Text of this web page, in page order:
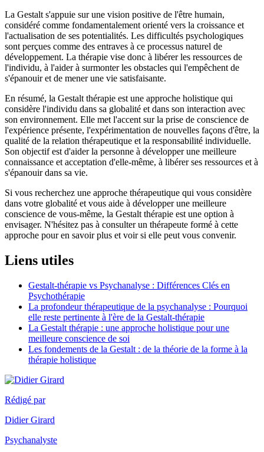
La Gestalt s'appuie sur une vision positive de l'être humain,
considéré comme fondamentalement orienté vers la croissance et
l'actualisation de ses potentialités. Les difficultés psychologiques
sont perçues comme des entraves à ce processus naturel de
développement. La thérapie vise donc à libérer les ressources de
l'individu, à l'aider à surmonter les obstacles qui l'empêchent de
s'épanouir et de mener une vie satisfaisante.
En résumé, la Gestalt thérapie est une approche holistique qui
considère l'individu dans sa globalité et dans son interaction avec
son environnement. Elle met l'accent sur la prise de conscience de
l'expérience présente, l'expérimentation de nouvelles façons d'être, la
qualité de la relation thérapeutique et la responsabilité individuelle.
Son objectif est d'aider la personne à développer une meilleure
connaissance et acceptation d'elle-même, à libérer ses ressources et à
s'épanouir dans sa vie.
Si vous recherchez une approche thérapeutique qui vous considère
dans votre globalité et vous aide à développer une meilleure
conscience de vous-même, la Gestalt thérapie est une option à
envisager. N'hésitez pas à consulter un thérapeute formé à cette
approche pour en savoir plus et voir si elle peut vous convenir.
Liens utiles
Gestalt-thérapie vs Psychanalyse : Différences Clés en
Psychothérapie
La profondeur thérapeutique de la psychanalyse : Pourquoi
elle reste pertinente à l'ère de la Gestalt-thérapie
La Gestalt thérapie : une approche holistique pour une
meilleure conscience de soi
Les fondements de la Gestalt : de la théorie de la forme à la
thérapie holistique
Rédigé par
Didier Girard
Psychanalyste